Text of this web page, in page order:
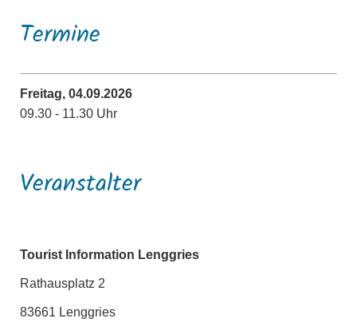
Termine
Freitag, 04.09.2026
09.30 - 11.30 Uhr
Veranstalter
Tourist Information Lenggries
Rathausplatz 2
83661 Lenggries